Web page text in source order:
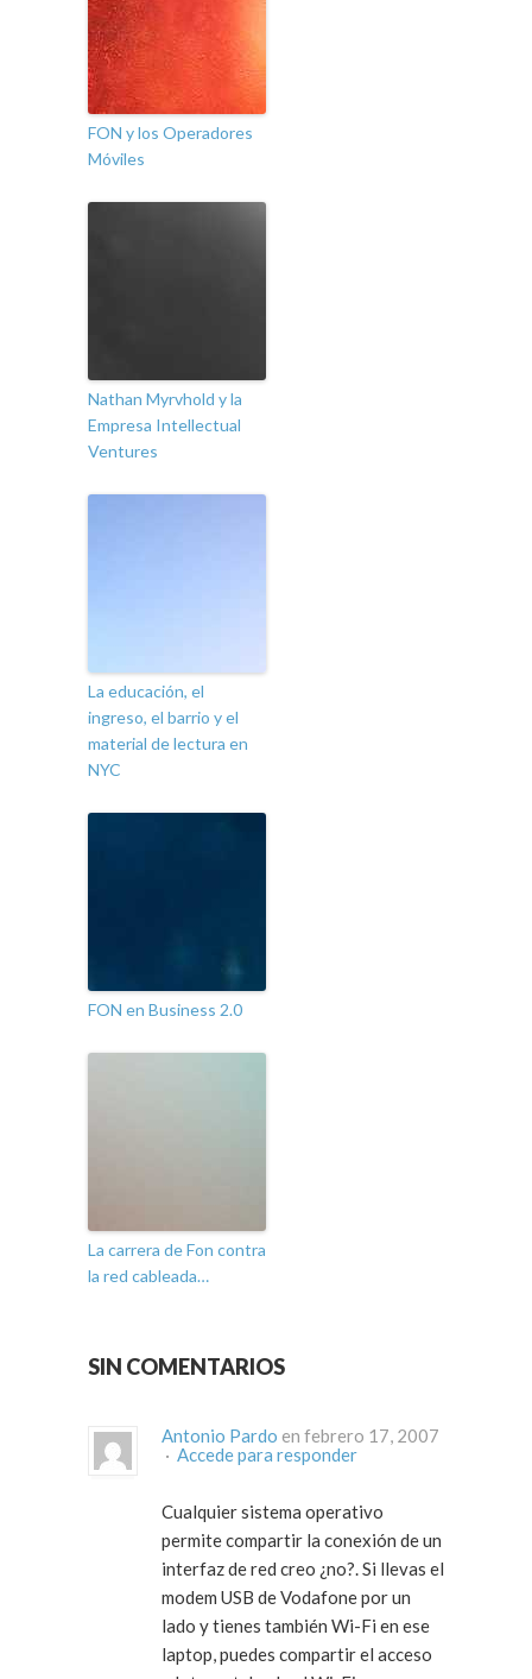
FON y los Operadores
Móviles
Nathan Myrvhold y la
Empresa Intellectual
Ventures
La educación, el
ingreso, el barrio y el
material de lectura en
NYC
FON en Business 2.0
La carrera de Fon contra
la red cableada…
SIN COMENTARIOS
Antonio Pardo en febrero 17, 2007
· Accede para responder
Cualquier sistema operativo
permite compartir la conexión de un
interfaz de red creo ¿no?. Si llevas el
modem USB de Vodafone por un
lado y tienes también Wi-Fi en ese
laptop, puedes compartir el acceso